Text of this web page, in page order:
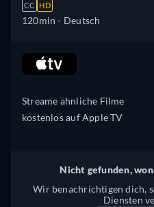
CC HD
120min - Deutsch
Streame ähnliche Filme
kostenlos auf Apple TV
Nicht gefunden,
Wir benachrichtigen dich,
Diensten